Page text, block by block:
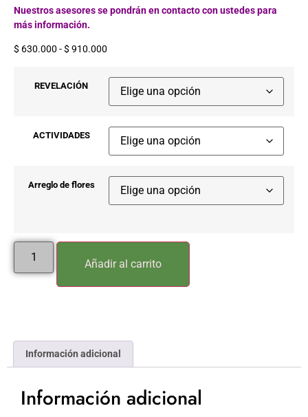
Nuestros asesores se pondrán en contacto con ustedes para
más información.
$ 630.000 -$ 910.000
REVELACIÓN
ACTIVIDADES
Arreglo de flores
Añadir al carrito
Información adicional
Información adicional